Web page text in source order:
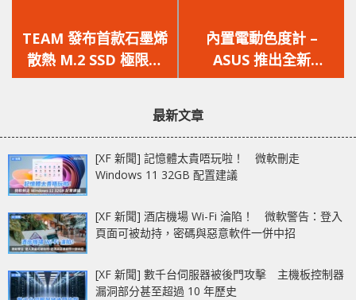
一
篇
文
TEAM 發布首款石墨烯
散熱 M.2 SSD 極限讀
寫不降速
一
篇
文
內置電動色度計 –
ASUS 推出全新
ProArt 系列 PA32DC
最新文章
[XF 新聞] 記憶體太貴唔玩啦！ 微軟刪走
Windows 11 32GB 配置建議
[XF 新聞] 酒店機場 Wi-Fi 淪陷！ 微軟警告：登入
頁面可被劫持，密碼與惡意軟件一併中招
[XF 新聞] 數千台伺服器被後門攻擊 主機板控制器
漏洞部分甚至超過 10 年歷史